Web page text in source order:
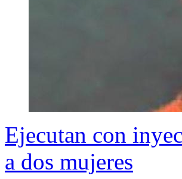
Ejecutan con
a dos mujeres